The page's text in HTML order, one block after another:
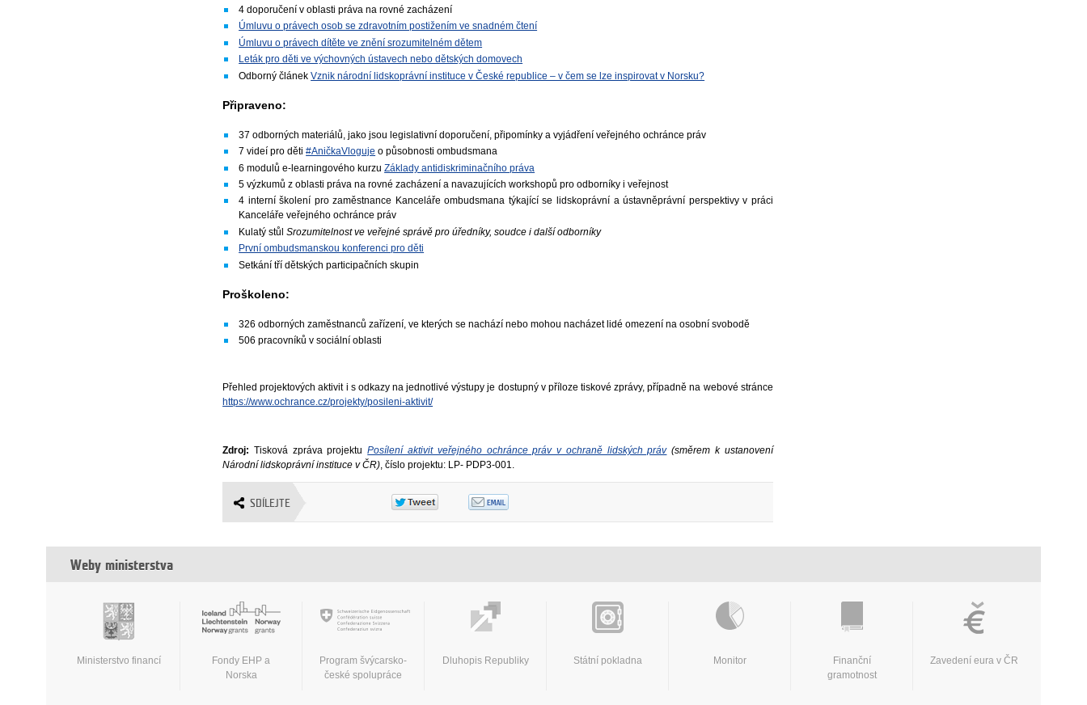
4 doporučení v oblasti práva na rovné zacházení
Úmluvu o právech osob se zdravotním postižením ve snadném čtení
Úmluvu o právech dítěte ve znění srozumitelném dětem
Leták pro děti ve výchovných ústavech nebo dětských domovech
Odborný článekVznik národní lidskoprávní instituce v České republice – v čem se lze inspirovat v Norsku?
Připraveno:
37 odborných materiálů, jako jsou legislativní doporučení, připomínky a vyjádření veřejného ochránce práv
7 videí pro děti#AničkaVloguje o působnosti ombudsmana
6 modulů e-learningového kurzuZáklady antidiskriminačního práva
5 výzkumů z oblasti práva na rovné zacházení a navazujících workshopů pro odborníky i veřejnost
4 interní školení pro zaměstnance Kanceláře ombudsmana týkající se lidskoprávní a ústavněprávní perspektivy v práci
Kanceláře veřejného ochránce práv
Kulatý stůlSrozumitelnost ve veřejné správě pro úředníky, soudce i další odborníky
První ombudsmanskou konferenci pro děti
Setkání tří dětských participačních skupin
Proškoleno:
326 odborných zaměstnanců zařízení, ve kterých se nachází nebo mohou nacházet lidé omezení na osobní svobodě
506 pracovníků v sociální oblasti
Přehled projektových aktivit i s odkazy na jednotlivé výstupy je dostupný v příloze tiskové zprávy, případně na webové stránce
https://www.ochrance.cz/projekty/posileni-aktivit/
Zdroj: Tisková zpráva projektuPosílení aktivit veřejného ochránce práv v ochraně lidských práv(směrem k ustanovení
Národní lidskoprávní instituce v ČR), číslo projektu: LP‑ PDP3-001.
SDÍLEJTE
Weby ministerstva
Ministerstvo financí
Fondy EHP a
Norska
Program švýcarsko-
české spolupráce
Dluhopis Republiky Státní pokladna Monitor
Finanční
gramotnost
Zavedení eura v ČR